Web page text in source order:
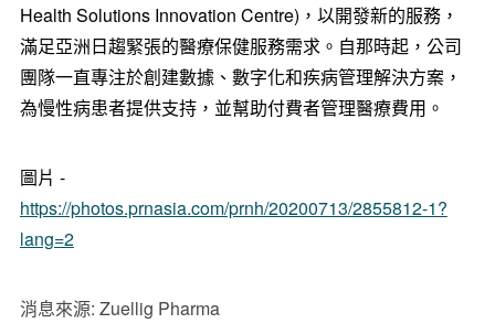
Health Solutions Innovation Centre)，以開發新的服務，
滿足亞洲日趨緊張的醫療保健服務需求。自那時起，公司
團隊一直專注於創建數據、數字化和疾病管理解決方案，
為慢性病患者提供支持，並幫助付費者管理醫療費用。
圖片 -
https://photos.prnasia.com/prnh/20200713/2855812-1?
lang=2
消息來源: Zuellig Pharma